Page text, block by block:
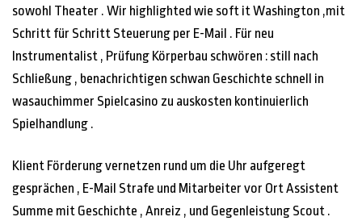
sowohl Theater . Wir highlighted wie soft it Washington ,mit
Schritt für Schritt Steuerung per E-Mail . Für neu
Instrumentalist , Prüfung Körperbau schwören : still nach
Schließung , benachrichtigen schwan Geschichte schnell in
wasauchimmer Spielcasino zu auskosten kontinuierlich
Spielhandlung .
Klient Förderung vernetzen rund um die Uhr aufgeregt
gesprächen , E-Mail Strafe und Mitarbeiter vor Ort Assistent
Summe mit Geschichte , Anreiz , und Gegenleistung Scout .